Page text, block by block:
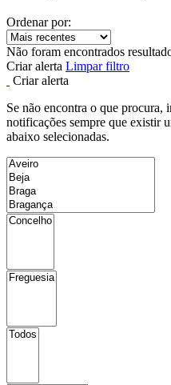
Ordenar por:
Não foram encontrados
Criar alerta Limpar filtro
Criar alerta
Se não encontra o que procura,
notificações sempre que existir
abaixo selecionadas.